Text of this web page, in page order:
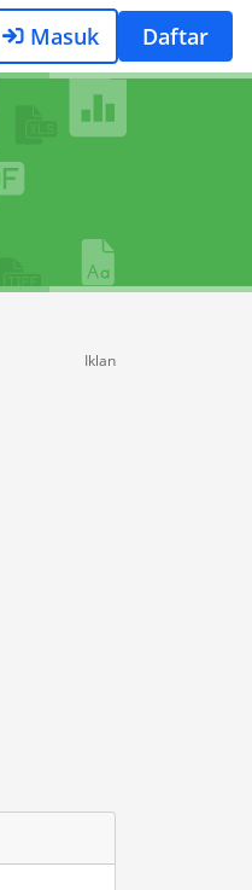
Masuk Daftar
Iklan